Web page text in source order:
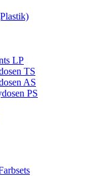
LP
TS
AS
PS